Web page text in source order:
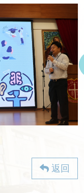
返回